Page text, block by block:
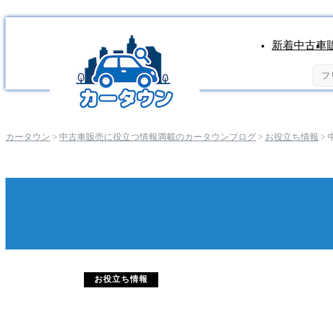
新着中古車
カータウン > 中古車販売に役立つ情報満載のカータウンブログ > お役立ち情報 >
お役立ち情報